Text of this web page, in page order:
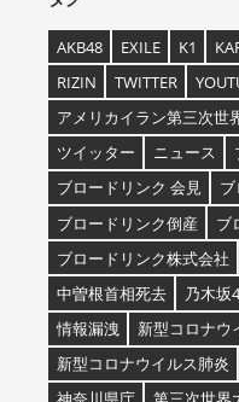
AKB48 EXILE K1
RIZIN
TWITTER
アメリカイラン第三次世
ツイッター
ニュース
ブロードリンク 会見
ブロードリンク倒産
ブ
ブロードリンク株式会社
中曽根首相死去
乃木坂
情報漏洩
新型コロナウ
新型コロナウイルス肺炎